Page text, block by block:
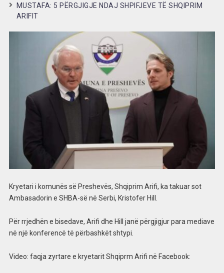
MUSTAFA: 5 PËRGJIGJE NDAJ SHPIFJEVE TË SHQIPRIM
ARIFIT
Kryetari i komunës së Preshevës, Shqiprim Arifi, ka takuar sot
Ambasadorin e SHBA-së në Serbi, Kristofer Hill.
Për rrjedhën e bisedave, Arifi dhe Hill janë përgjigjur para mediave
në një konferencë të përbashkët shtypi.
Video: faqja zyrtare e kryetarit Shqiprm Arifi në Facebook: